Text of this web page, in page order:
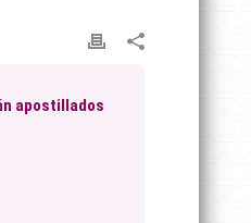
apostillados